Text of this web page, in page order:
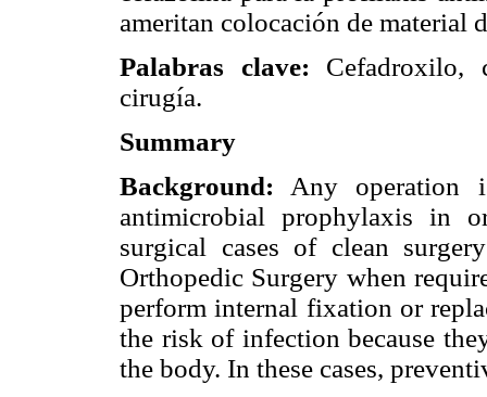
ameritan colocación de material
Palabras clave: Cefadroxilo,
cirugía.
Summary
Background: Any operation
antimicrobial prophylaxis in
surgical cases of clean
Orthopedic Surgery when
perform internal fixation or
the risk of infection because
the body. In these cases,